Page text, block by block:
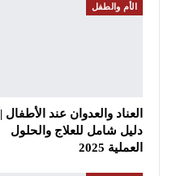
الأم والطفل
العناد والعدوان عند الأطفال |
دليل شامل للعلاج والحلول
العملية 2025